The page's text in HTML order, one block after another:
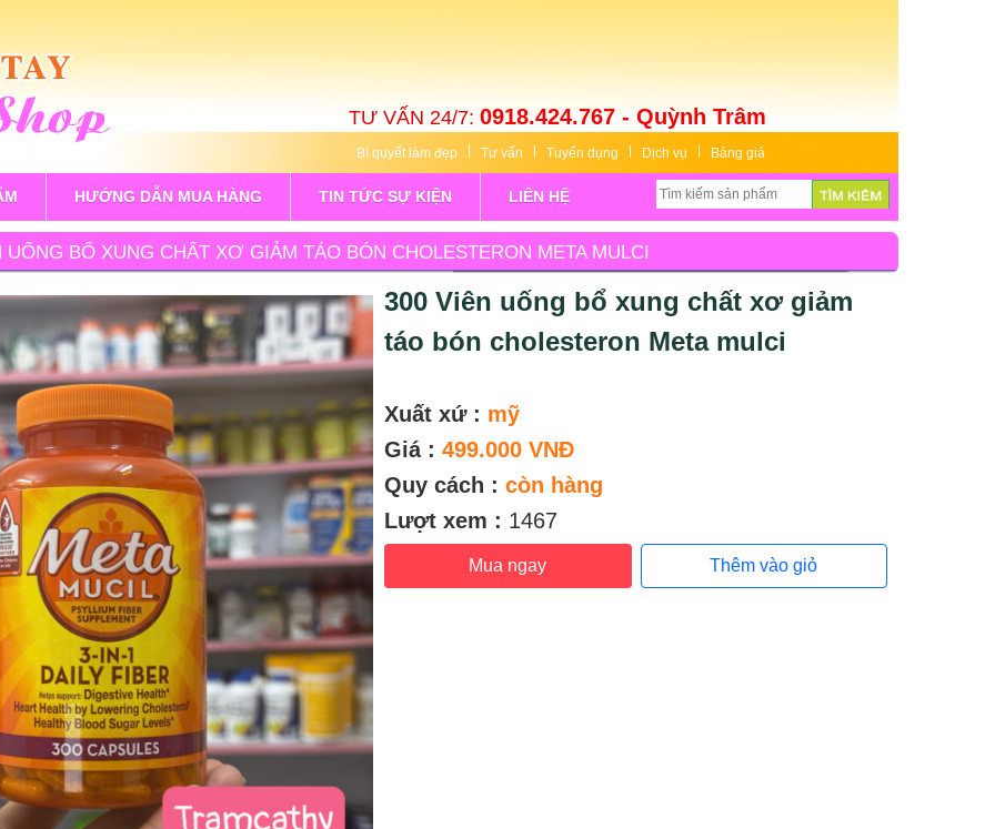
TƯ VẤN 24/7: 0918.424.767 - Quỳnh Trâm
Bí quyết làm đẹp Tư vấn Tuyển dụng Dịch vụ Bảng giá
HƯỚNG DẪN MUA HÀNG TIN TỨC SỰ KIỆN LIÊN HỆ
UỐNG BỔ XUNG CHẤT XƠ GIẢM TÁO BÓN CHOLESTERON META MULCI
300 Viên uống bổ xung chất xơ giảm
táo bón cholesteron Meta mulci
Xuất xứ : mỹ
Giá : 499.000 VNĐ
Quy cách : còn hàng
Lượt xem : 1467
Mua ngay Thêm vào giỏ